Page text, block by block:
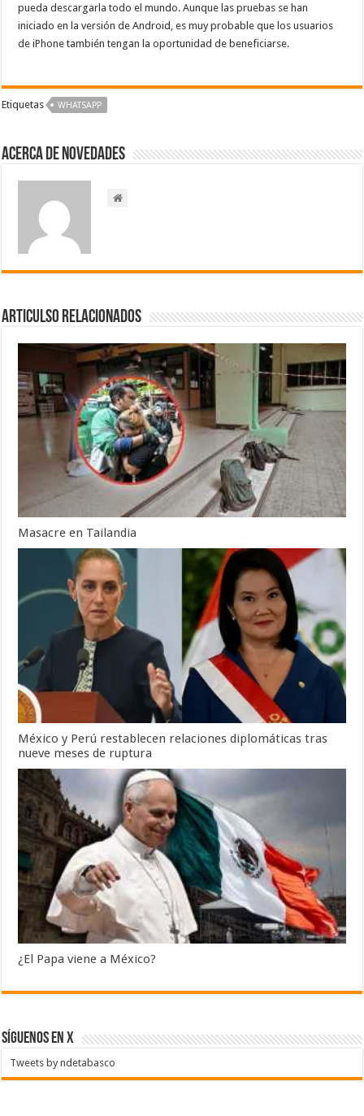
pueda descargarla todo el mundo. Aunque las pruebas se han
iniciado en la versión de Android, es muy probable que los usuarios
de iPhone también tengan la oportunidad de beneficiarse.
Etiquetas WHATSAPP
Acerca de NOVEDADES
Articulso Relacionados
Masacre en Tailandia
México y Perú restablecen relaciones diplomáticas tras
nueve meses de ruptura
¿El Papa viene a México?
SÍGUENOS EN X
Tweets by ndetabasco